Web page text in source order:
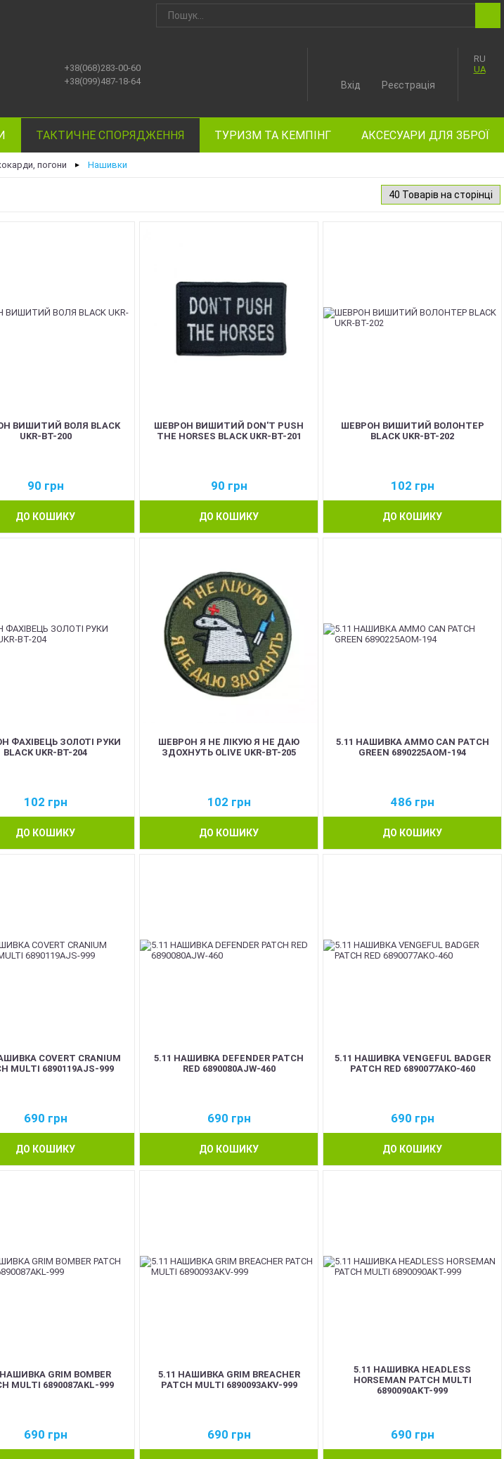
+38(068)283-00-60
+38(099)487-18-64
RU
UA
Вхід Реєстрація
ТАКТИЧНЕ СПОРЯДЖЕННЯ ТУРИЗМ ТА КЕМПІНГ АКСЕСУАРИ ДЛЯ ЗБРОЇ
погони ► Нашивки
ВИШИТИЙ ВОЛЯ BLACK
UKR-BT-200
90 грн
ДО КОШИКУ
ШЕВРОН ВИШИТИЙ DON'T PUSH
THE HORSES BLACK UKR-BT-201
90 грн
ДО КОШИКУ
ШЕВРОН ВИШИТИЙ ВОЛОНТЕР
BLACK UKR-BT-202
102 грн
ДО КОШИКУ
ФАХІВЕЦЬ ЗОЛОТІ РУКИ
BLACK UKR-BT-204
102 грн
ДО КОШИКУ
ШЕВРОН Я НЕ ЛІКУЮ Я НЕ ДАЮ
ЗДОХНУТЬ OLIVE UKR-BT-205
102 грн
ДО КОШИКУ
5.11 НАШИВКА AMMO CAN PATCH
GREEN 6890225AOM-194
486 грн
ДО КОШИКУ
COVERT CRANIUM
MULTI 6890119AJS-999
690 грн
ДО КОШИКУ
5.11 НАШИВКА DEFENDER PATCH
RED 6890080AJW-460
690 грн
ДО КОШИКУ
5.11 НАШИВКА VENGEFUL BADGER
PATCH RED 6890077AKO-460
690 грн
ДО КОШИКУ
GRIM BOMBER
MULTI 6890087AKL-999
690 грн
5.11 НАШИВКА GRIM BREACHER
PATCH MULTI 6890093AKV-999
690 грн
5.11 НАШИВКА HEADLESS
HORSEMAN PATCH MULTI
6890090AKT-999
690 грн